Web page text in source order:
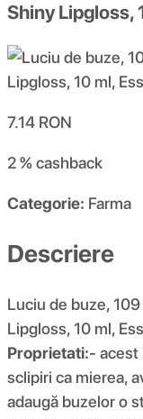
Shiny Lipgloss,
7.14 RON
2 %cashback
Categorie: Farma
Descriere
Luciu de buze,
Lipgloss, 10 ml,
Proprietati:- acest
sclipiri ca mierea,
adaugă buzelor o